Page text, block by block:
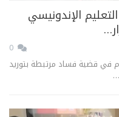
الإندونيسي
في قضية فساد مرتبطة بتوريد